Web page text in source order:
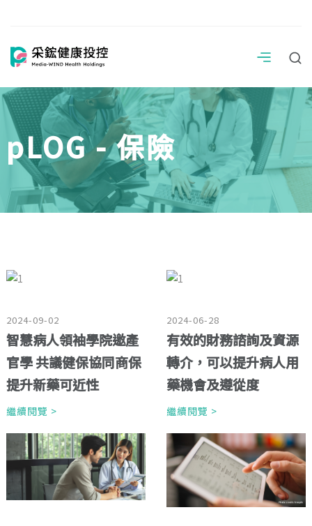
pLOG - 保險
2024-09-02
智慧病人領袖學院邀產
官學 共議健保協同商保
提升新藥可近性
繼續閱覽 >
2024-06-28
有效的財務諮詢及資源
轉介，可以提升病人用
藥機會及遵從度
繼續閱覽 >